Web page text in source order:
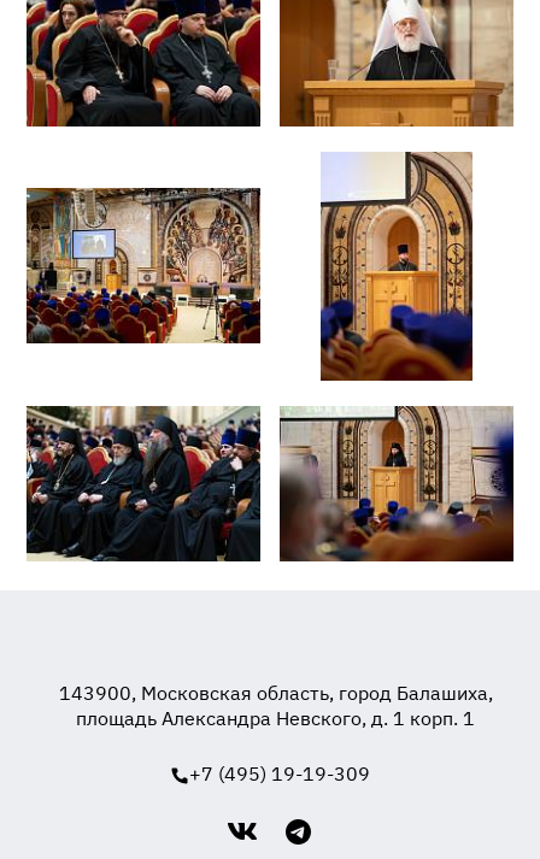
143900, Московская область, город Балашиха,
площадь Александра Невского, д. 1 корп. 1
+7 (495) 19-19-309